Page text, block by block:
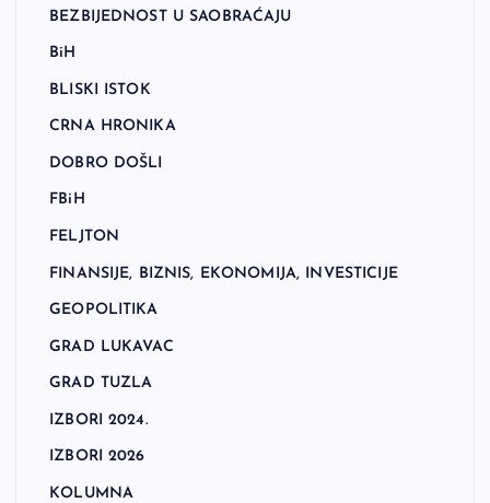
BEZBIJEDNOST U SAOBRAĆAJU
BiH
BLISKI ISTOK
CRNA HRONIKA
DOBRO DOŠLI
FBiH
FELJTON
FINANSIJE, BIZNIS, EKONOMIJA, INVESTICIJE
GEOPOLITIKA
GRAD LUKAVAC
GRAD TUZLA
IZBORI 2024.
IZBORI 2026
KOLUMNA